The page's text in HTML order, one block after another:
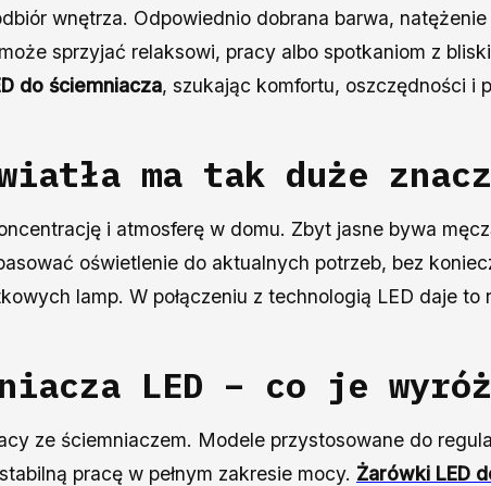
wnętrza. Odpowiednio dobrana barwa,
sprzyjać relaksowi, pracy albo spotkaniom z
do ściemniacza, szukając komfortu, oszczędności i
ma tak duże
i atmosferę w domu. Zbyt jasne bywa
oświetlenie do aktualnych potrzeb, bez
lamp. W połączeniu z technologią LED daje to
LED – co je
ze ściemniaczem. Modele przystosowane do
pracę w pełnym zakresie mocy. Żarówki LED